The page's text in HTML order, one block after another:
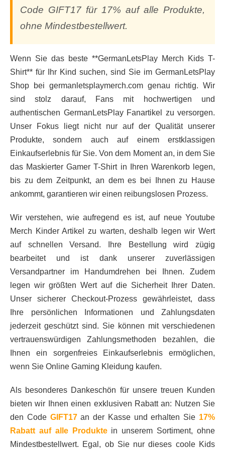
Code GIFT17 für 17% auf alle Produkte,
ohne Mindestbestellwert.
Wenn Sie das beste **GermanLetsPlay Merch Kids T-
Shirt** für Ihr Kind suchen, sind Sie im GermanLetsPlay
Shop bei germanletsplaymerch.com genau richtig. Wir
sind stolz darauf, Fans mit hochwertigen und
authentischen GermanLetsPlay Fanartikel zu versorgen.
Unser Fokus liegt nicht nur auf der Qualität unserer
Produkte, sondern auch auf einem erstklassigen
Einkaufserlebnis für Sie. Von dem Moment an, in dem Sie
das Maskierter Gamer T-Shirt in Ihren Warenkorb legen,
bis zu dem Zeitpunkt, an dem es bei Ihnen zu Hause
ankommt, garantieren wir einen reibungslosen Prozess.
Wir verstehen, wie aufregend es ist, auf neue Youtube
Merch Kinder Artikel zu warten, deshalb legen wir Wert
auf schnellen Versand. Ihre Bestellung wird zügig
bearbeitet und ist dank unserer zuverlässigen
Versandpartner im Handumdrehen bei Ihnen. Zudem
legen wir größten Wert auf die Sicherheit Ihrer Daten.
Unser sicherer Checkout-Prozess gewährleistet, dass
Ihre persönlichen Informationen und Zahlungsdaten
jederzeit geschützt sind. Sie können mit verschiedenen
vertrauenswürdigen Zahlungsmethoden bezahlen, die
Ihnen ein sorgenfreies Einkaufserlebnis ermöglichen,
wenn Sie Online Gaming Kleidung kaufen.
Als besonderes Dankeschön für unsere treuen Kunden
bieten wir Ihnen einen exklusiven Rabatt an: Nutzen Sie
den Code GIFT17an der Kasse und erhalten Sie 17%
Rabatt auf alle Produktein unserem Sortiment, ohne
Mindestbestellwert. Egal, ob Sie nur dieses coole Kids